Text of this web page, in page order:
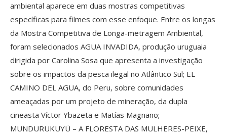
ambiental aparece em duas mostras competitivas
específicas para filmes com esse enfoque. Entre os longas
da Mostra Competitiva de Longa-metragem Ambiental,
foram selecionados AGUA INVADIDA, produção uruguaia
dirigida por Carolina Sosa que apresenta a investigação
sobre os impactos da pesca ilegal no Atlântico Sul; EL
CAMINO DEL AGUA, do Peru, sobre comunidades
ameaçadas por um projeto de mineração, da dupla
cineasta Víctor Ybazeta e Matías Magnano;
MUNDURUKUYÜ – A FLORESTA DAS MULHERES-PEIXE,